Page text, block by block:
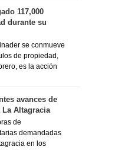
117,000
durante su
se conmueve
de propiedad,
es la acción
avances de
Altagracia
de
demandadas
en los